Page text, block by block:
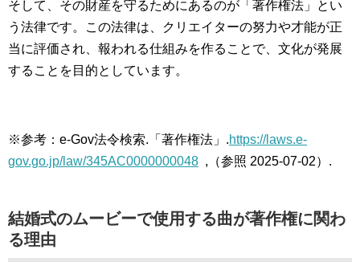
そして、その財産を守るためにあるのが「著作権法」とい
う法律です。この法律は、クリエイターの努力や才能が正
当に評価され、報われる仕組みを作ることで、文化が発展
することを目的としています。
※参考：e-Gov法令検索.「著作権法」.https://laws.e-
gov.go.jp/law/345AC0000000048 ,（参照 2025-07-02）.
結婚式のムービーで使用する曲が著作権に関わ
る理由